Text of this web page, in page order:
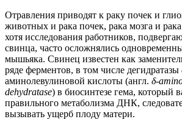
Отравления приводят к раку почек и
животных и рака почек, рака мозга и
хотя исследования работников,
свинца, часто осложнялись
мышьяка. Свинец известен как
ряде ферментов, в том числе дегидратазы
аминолевулиновой кислоты (англ. δ-
dehydratase) в биосинтезе гема, который
правильного метаболизма ДНК,
вызывать ущерб плоду матери.